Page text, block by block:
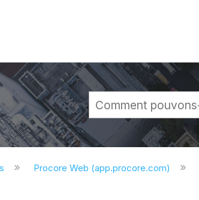
la hiérarchie globale
Procore Web (app.procore.com)